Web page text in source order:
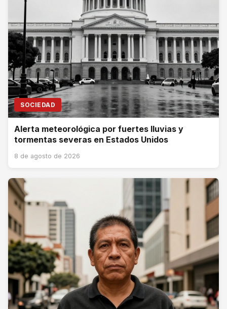
SOCIEDAD
Alerta meteorológica por fuertes lluvias y
tormentas severas en Estados Unidos
8 de agosto de 2026